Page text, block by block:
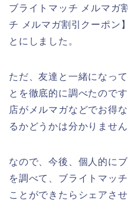
ブライトマッチ メルマガ
チ メルマガ割引クーポン
とにしました。
ただ、友達と一緒になっ
とを徹底的に調べたので
店がメルマガなどでお得
るかどうかは分かりません
なので、今後、個人的に
を調べて、ブライトマッ
ことができたらシェアさ